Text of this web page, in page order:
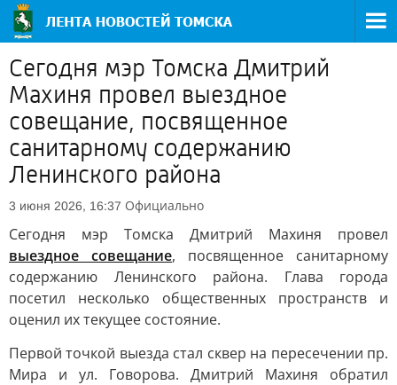
Сегодня мэр Томска Дмитрий
Махиня провел выездное
совещание, посвященное
санитарному содержанию
Ленинского района
3 июня 2026, 16:37 Официально
Сегодня мэр Томска Дмитрий Махиня провел
выездное совещание, посвященное санитарному
содержанию Ленинского района. Глава города
посетил несколько общественных пространств и
оценил их текущее состояние.
Первой точкой выезда стал сквер на пересечении пр.
Мира и ул. Говорова. Дмитрий Махиня обратил